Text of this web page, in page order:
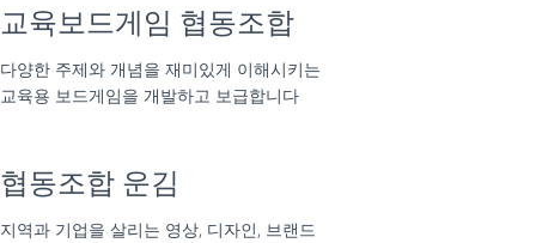
교육보드게임 협동조합
다양한 주제와 개념을 재미있게 이해시키는
교육용 보드게임을 개발하고 보급합니다
협동조합 운김
지역과 기업을 살리는 영상, 디자인, 브랜드